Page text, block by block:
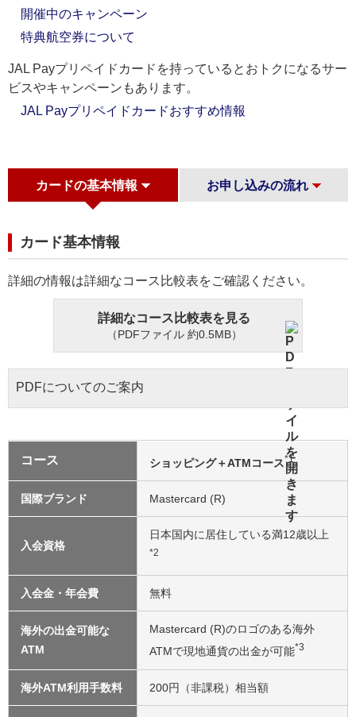
開催中のキャンペーン
特典航空券について
JAL Payプリペイドカードを持っているとおトクになるサー
ビスやキャンペーンもあります。
JAL Payプリペイドカードおすすめ情報
カードの基本情報 お申し込みの流れ
カード基本情報
詳細の情報は詳細なコース比較表をご確認ください。
詳細なコース比較表を見る
（PDFファイル 約0.5MB）
PDFについてのご案内
コース ショッピング＋ATMコース*1
国際ブランド Mastercard (R)
入会資格
日本国内に居住している満12歳以上
*2
入会金・年会費 無料
海外の出金可能な
ATM
Mastercard (R)のロゴのある海外
ATMで現地通貨の出金が可能*3
海外ATM利用手数料 200円（非課税）相当額